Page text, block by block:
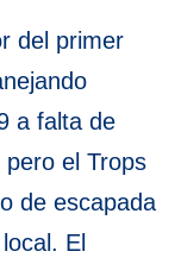
del primer
a falta de
el Trops
de escapada
El